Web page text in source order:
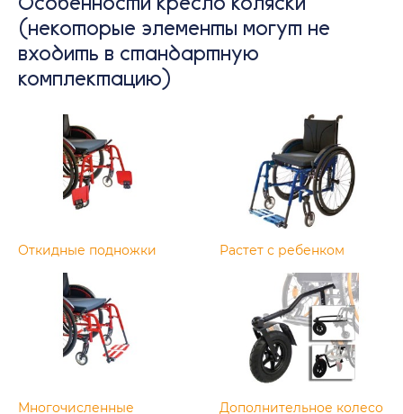
(некоторые элементы могут не
входить в стандартную
комплектацию)
Откидные подножки Растет с ребенком
Многочисленные
Дополнительное колесо